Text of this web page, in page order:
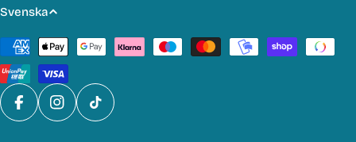
S
p
r
å
k
Svenska
Betalmetoder
FacebookInstagram
TikTok